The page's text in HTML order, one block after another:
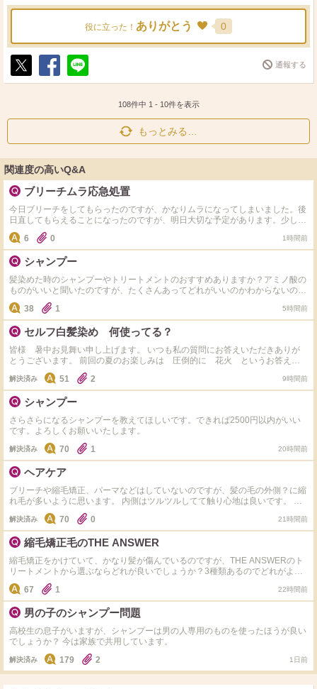
役に立った！ ありがとう 0
ポ
シ
送
通報する
108件中 1 - 10件を表示
もっとみる…
関連度の高いQ&A
ブリーチムラ応急処置
今日ブリーチをしてもらったのですが、かなりムラになってしまいました。後
日直してもらえることになったのですが、明日大切な予定があります。少しで
もマシになる方法があれば教えて頂きたいです。
6 0 1時間前
シャンプー
髪染めた時のシャンプーやトリートメントのおすすめありますか？アミノ酸の
ものがいいと聞いたのですが、たくさんあってどれがいいのかわからないの
で、教えて欲しいです！ 髪質は細くて柔らかいです！
38 1 5時間前
セルフ白髪染め 何使ってる？
皆様 暑中お見舞い申し上げます。 いつも私の質問にお答えいただきありが
とうございます。 前回の夏のお楽しみは 圧倒的に 花火 というお答えが
ダントツでした。 いつも本当にありがとうございます！ さて本日の質問で
す。 サロンでの白髪染めまでちょこっとセルフで染めるとき、カラー材はど
んなものを使用してますか？ 私はサイオスのクリームタイプを使用していま
す。 ドラッグストアで３９８円くらいでとてもお安く、染まりもよく気軽に
染められ重宝しています。 これいいよ、これ使ってるよというのがあればシ
ェアしてください。 お値段、使い心地など教えてくださるとうれしいです。
できるだけ お返事コメントさせていただきます。 いつもありがとうござい
ます！
解決済み 51 2 9時間前
シャンプー
さらさらになるシャンプーを教えてほしいです。できれば2500円以内がいい
です。よろしくお願いいたします。
解決済み 70 1 20時間前
ヘアケア
ブリーチや縮毛矯正、パーマなどはしていないのですが、髪の毛の外側？に縮
れ毛が多いように思います。 内側はツルツルしてて触り心地は良いです。 基
本的にお風呂から出たらすぐ髪の毛は乾かすようにしています。寝相が悪いの
で、ダメージを与えているとしたらそこなのかもしれないです。 シャンプー
とコンディショナーはエッセンシャル、ミルクはプリュスオー、オイルはモロ
ッカンを使用しています。 ドライヤーはパナソニックの風が強いやつを使っ
てます。 ダメージ毛ではないのですが、何か改善する方法はありませんか？
解決済み 70 0 21時間前
縮毛矯正毛のTHE ANSWER
縮毛矯正をかけていて、かなり髪が傷んでいるのですが、THE ANSWERのト
リートメントから選ぶならどれが良いでしょうか？3種類あるのでどれがよい
か分からず悩んでいます。
67 1 22時間前
男の子のシャンプー問題
高校生の息子がいますが、シャンプーは男の人専用のものを使ったほうが良い
でしょうか？ 今は家族で共用しています。
解決済み 179 2 1日前